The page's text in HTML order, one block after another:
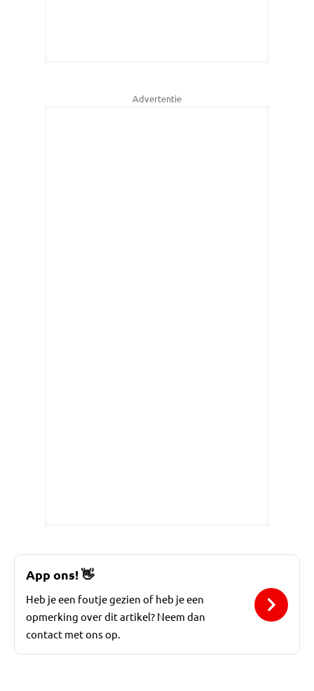
Advertentie
App ons!👋
Heb je een foutje gezien of heb je een
opmerking over dit artikel? Neem dan
contact met ons op.